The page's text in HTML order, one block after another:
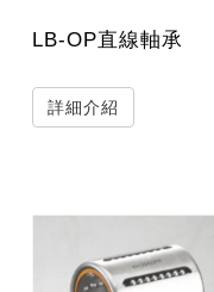
LB-OP直線軸承
詳細介紹